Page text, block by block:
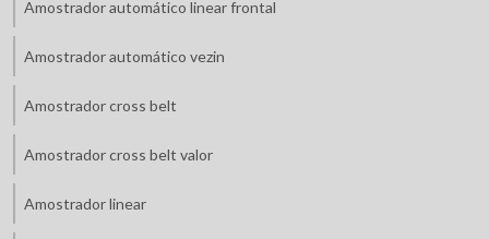
Amostrador automático linear frontal
Amostrador automático vezin
Amostrador cross belt
Amostrador cross belt valor
Amostrador linear